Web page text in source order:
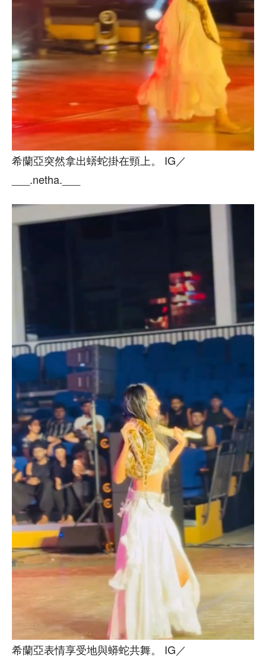
希蘭亞突然拿出蠎蛇掛在頸上。 IG／
___.netha.___
希蘭亞表情享受地與蟒蛇共舞。 IG／